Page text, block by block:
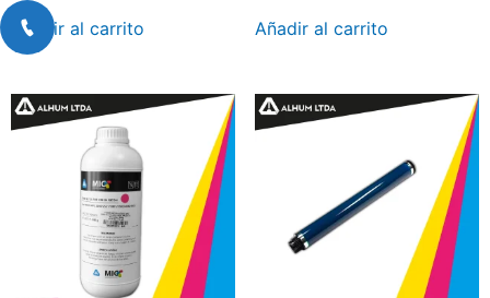
Añadir al carrito Añadir al carrito